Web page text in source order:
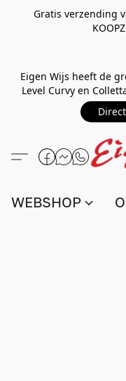
Gratis verzending
Eigen Wijs heeft de
Level Curvy en
WEBSHOP